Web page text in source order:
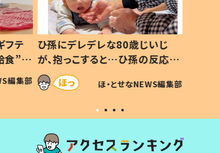
フテ
食”を
の親
編集部
ひ孫にデレデレな80歳じいじ
が、抱っこすると…ひ孫の反応に
「涙が出ました」「可愛くて仕方な
い」
ほ・とせなNEWS編集部